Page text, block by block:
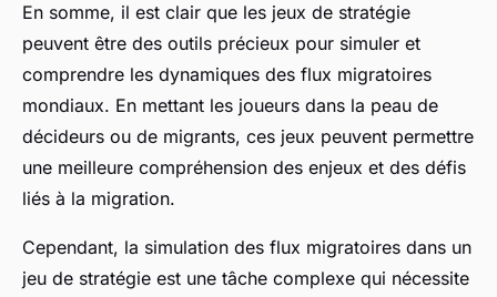
En somme, il est clair que les jeux de stratégie
peuvent être des outils précieux pour simuler et
comprendre les dynamiques des flux migratoires
mondiaux. En mettant les joueurs dans la peau de
décideurs ou de migrants, ces jeux peuvent permettre
une meilleure compréhension des enjeux et des défis
liés à la migration.
Cependant, la simulation des flux migratoires dans un
jeu de stratégie est une tâche complexe qui nécessite